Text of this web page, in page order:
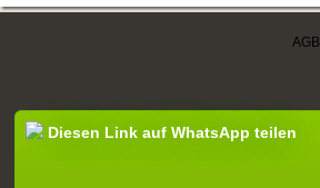
AGB
Diesen Link auf WhatsApp teilen